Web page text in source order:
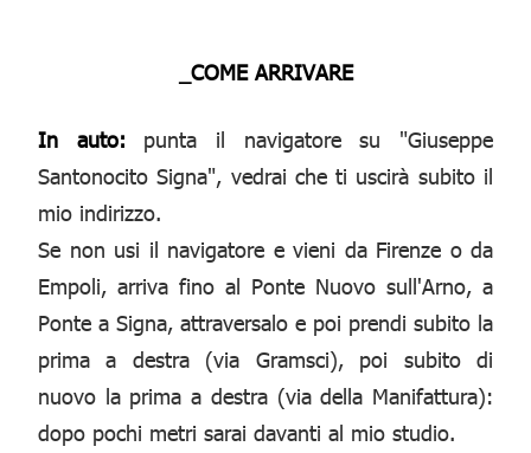
_COME ARRIVARE
In auto: punta il navigatore su "Giuseppe
Santonocito Signa", vedrai che ti uscirà subito il
mio indirizzo.
Se non usi il navigatore e vieni da Firenze o da
Empoli, arriva fino al Ponte Nuovo sull'Arno, a
Ponte a Signa, attraversalo e poi prendi subito la
prima a destra (via Gramsci), poi subito di
nuovo la prima a destra (via della Manifattura):
dopo pochi metri sarai davanti al mio studio.